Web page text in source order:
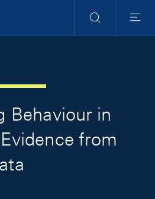
RechercheMenu
Behaviour in
from